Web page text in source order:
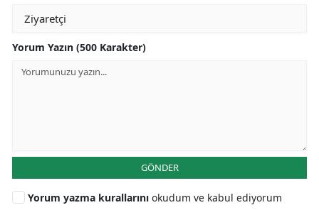
Yorum Yazın (500 Karakter)
GÖNDER
Yorum yazma kurallarını okudum ve kabul ediyorum